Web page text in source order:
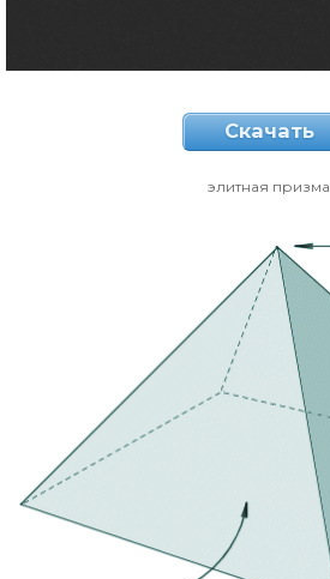
Скачать
элитная призма